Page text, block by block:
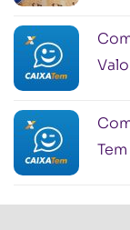
Tem